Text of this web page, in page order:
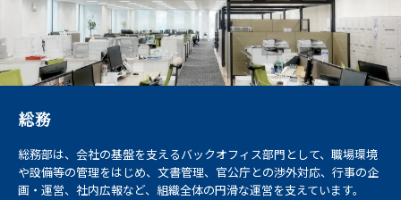
総務
総務部は、会社の基盤を支えるバックオフィス部門として、職場環境
や設備等の管理をはじめ、文書管理、官公庁との渉外対応、行事の企
画・運営、社内広報など、組織全体の円滑な運営を支えています。